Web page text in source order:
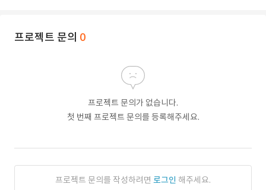
프로젝트 문의 0
프로젝트 문의가 없습니다.
첫 번째 프로젝트 문의를 등록해주세요.
프로젝트 문의를 작성하려면 로그인 해주세요.